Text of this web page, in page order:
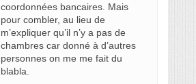
coordonnées bancaires. Mais
pour combler, au lieu de
m’expliquer qu’il n’y a pas de
chambres car donné à d’autres
personnes on me me fait du
blabla.